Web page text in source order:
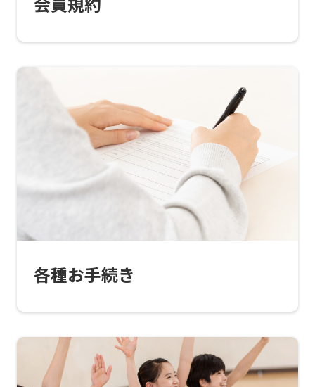
各種お手続き
website
automatically
translated
into
English.
Click
the
below
translation)
return
to